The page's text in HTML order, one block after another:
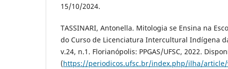
15/10/2024.
TASSINARI, Antonella. Mitologia se Ensina na
do Curso de Licenciatura Intercultural Indígena
v.24, n.1. Florianópolis: PPGAS/UFSC, 2022.
(https://periodicos.ufsc.br/index.php/ilha/article/